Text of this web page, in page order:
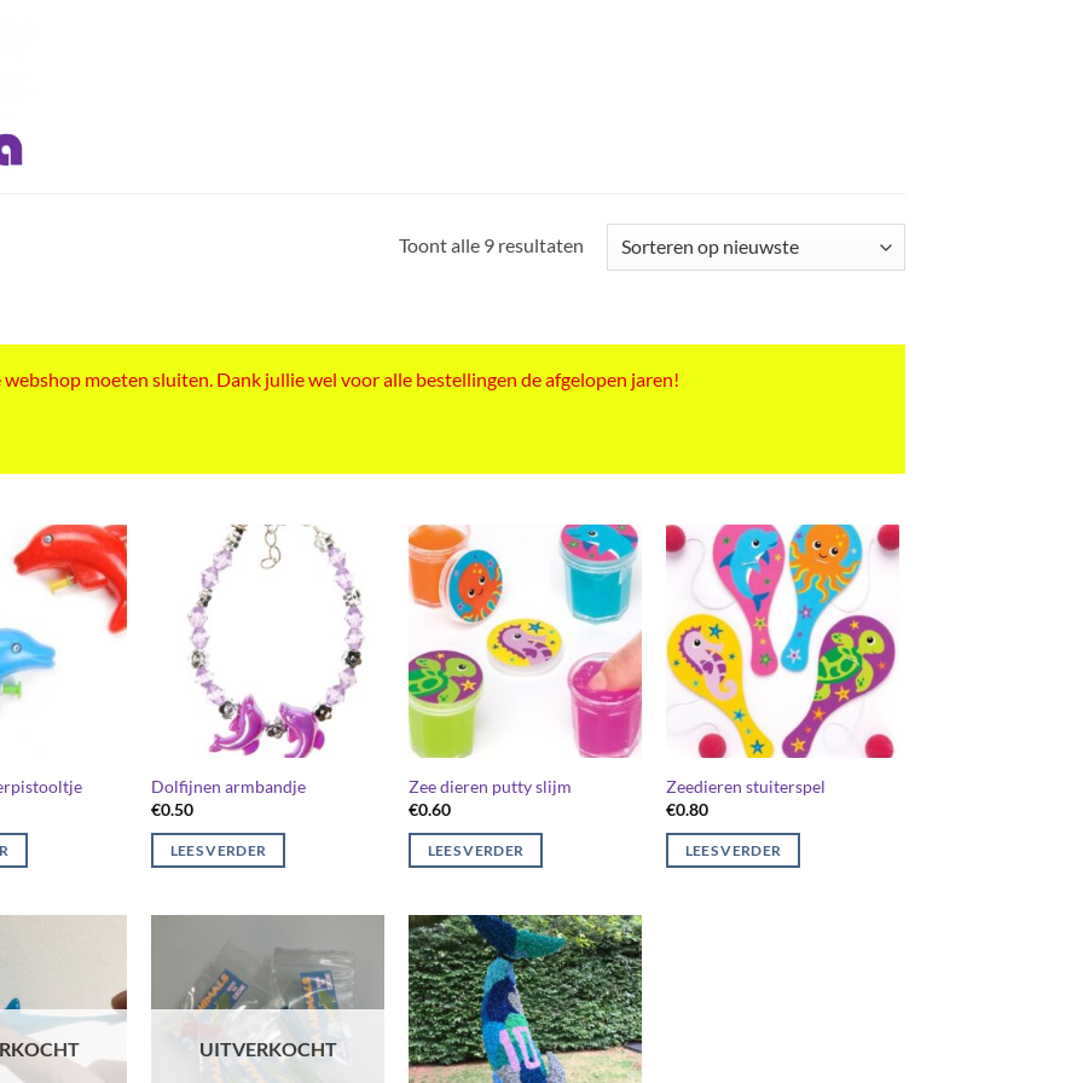
Toont alle 9 resultatenGesorteerd
moeten sluiten. Dank jullie wel voor alle bestellingen de afgelopen jaren!
Dolfijnen armbandje
€0.50
LEES VERDER
Zee dieren putty slijm
€0.60
LEES VERDER
Zeedieren stuiterspel
€0.80
LEES VERDER
UITVERKOCHT